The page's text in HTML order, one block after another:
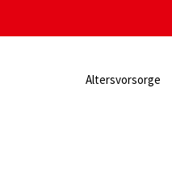
Altersvorsorge